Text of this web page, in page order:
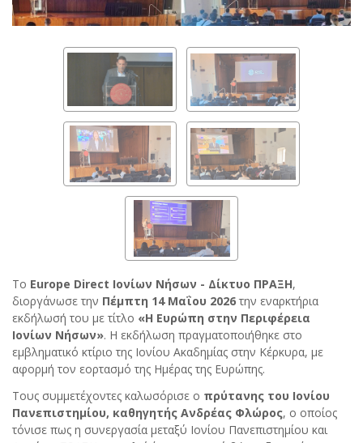
Το Europe Direct Ιονίων Νήσων - Δίκτυο ΠΡΑΞΗ,
διοργάνωσε την Πέμπτη 14 Μαΐου 2026 την εναρκτήρια
εκδήλωσή του με τίτλο «Η Ευρώπη στην Περιφέρεια
Ιονίων Νήσων». Η εκδήλωση πραγματοποιήθηκε στο
εμβληματικό κτίριο της Ιονίου Ακαδημίας στην Κέρκυρα, με
αφορμή τον εορτασμό της Ημέρας της Ευρώπης.
Τους συμμετέχοντες καλωσόρισε ο πρύτανης του Ιονίου
Πανεπιστημίου, καθηγητής Ανδρέας Φλώρος, ο οποίος
τόνισε πως η συνεργασία μεταξύ Ιονίου Πανεπιστημίου και